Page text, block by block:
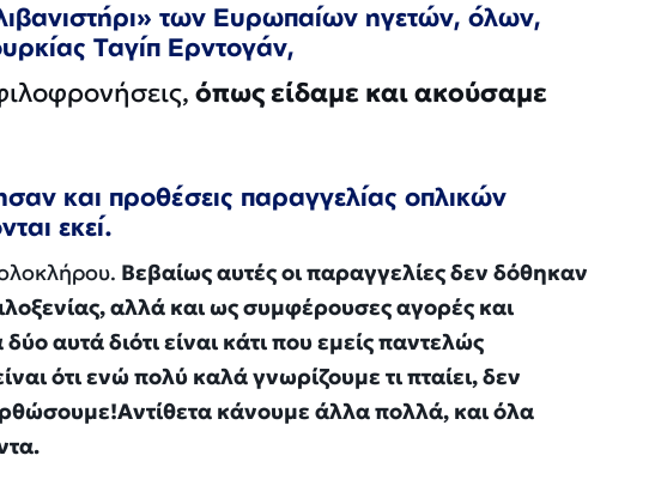
των Ευρωπαίων ηγετών, όλων,
Ταγίπ Ερντογάν,
όπως είδαμε και ακούσαμε
και προθέσεις παραγγελίας οπλικών
εκεί.
ολοκλήρου. Βεβαίως αυτές οι παραγγελίες δεν δόθηκαν
αλλά και ως συμφέρουσες αγορές και
αυτά διότι είναι κάτι που εμείς παντελώς
ότι ενώ πολύ καλά γνωρίζουμε τι πταίει, δεν
κάνουμε άλλα πολλά, και όλα